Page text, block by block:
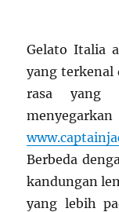
Gelato Italia
yang terkenal
rasa yang
Berbeda
kandungan
yang lebih